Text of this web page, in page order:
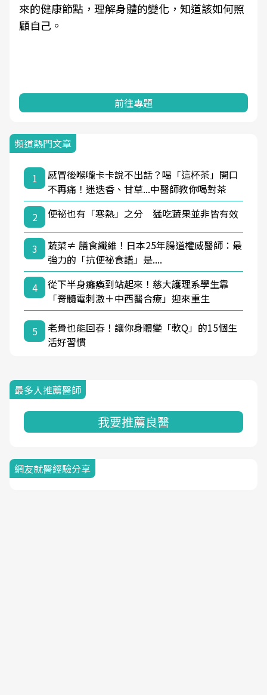
來的健康節點，理解身體的變化，知道該如何照
顧自己。
前往專題
頻道熱門文章
1
感冒後喉嚨卡卡說不出話？喝「這杯茶」開口
不再痛！迷迭香、甘草...中醫師教你喝對茶
2
便祕也有「寒熱」之分 猛吃蔬果並非皆有效
3
蔬菜≠ 膳食纖維！日本25年腸道權威醫師：最
強力的「抗便祕食譜」是....
4
從下半身癱瘓到站起來！慈大護理系學生靠
「脊髓電刺激＋中西醫合療」迎來重生
5
老骨也能回春！讓你身體變「軟Q」的15個生
活好習慣
最多人推薦醫師
我要推薦良醫
網友就醫經驗分享